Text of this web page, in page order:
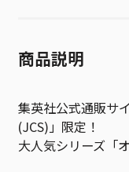
商品説明
集英社公式通販サ
(JCS)」限定！
大人気シリーズ「